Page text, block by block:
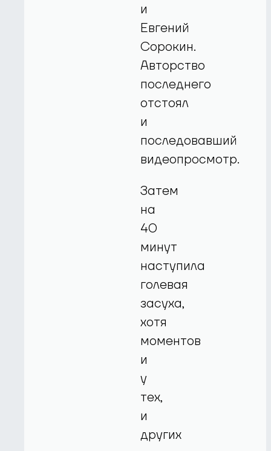
и
Евгений
Сорокин.
Авторство
последнего
отстоял
и
последовавший
видеопросмотр.
Затем
на
40
минут
наступила
голевая
засуха,
хотя
моментов
и
у
тех,
и
других